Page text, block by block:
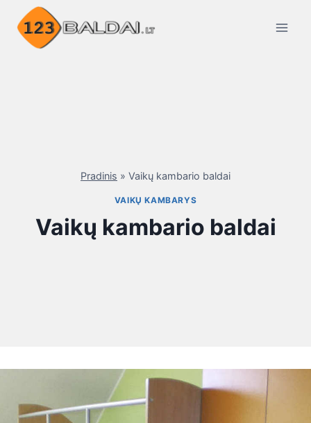
content
Pradinis » Vaikų kambario baldai
VAIKŲ KAMBARYS
Vaikų kambario baldai